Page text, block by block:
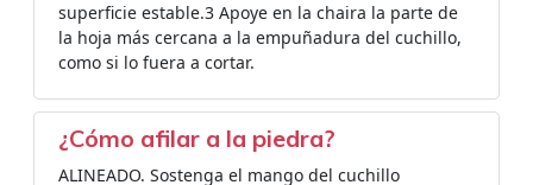
superficie estable.3 Apoye en la chaira la parte de
la hoja más cercana a la empuñadura del cuchillo,
como si lo fuera a cortar.
¿Cómo afilar a la piedra?
ALINEADO. Sostenga el mango del cuchillo